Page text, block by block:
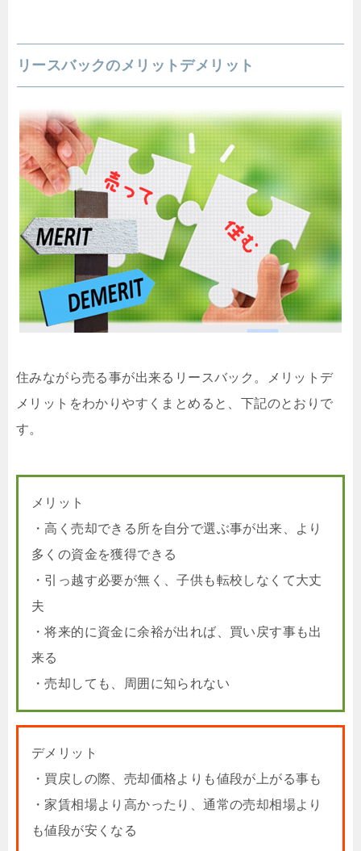
リースバックのメリットデメリット
住みながら売る事が出来るリースバック。メリットデ
メリットをわかりやすくまとめると、下記のとおりで
す。
メリット
・高く売却できる所を自分で選ぶ事が出来、より
多くの資金を獲得できる
・引っ越す必要が無く、子供も転校しなくて大丈
夫
・将来的に資金に余裕が出れば、買い戻す事も出
来る
・売却しても、周囲に知られない
デメリット
・買戻しの際、売却価格よりも値段が上がる事も
・家賃相場より高かったり、通常の売却相場より
も値段が安くなる